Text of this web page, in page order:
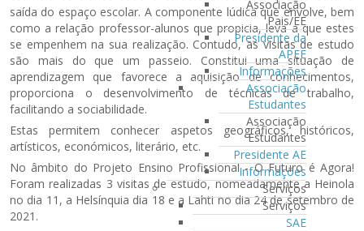
Associação
Pais/EE
Presidente da
APEE
Informações
Associação
Estudantes
Associação
Estudantes
Presidente AE
Informações
Serviços
Serviços
SAE
saída do espaço escolar. A componente lúdica que envolve, bem
como a relação professor-alunos que propicia, leva a que estes
se empenhem na sua realização. Contudo, as visitas de estudo
são mais do que um passeio. Constitui uma situação de
aprendizagem que favorece a aquisição de conhecimentos,
proporciona o desenvolvimento de técnicas de trabalho,
facilitando a sociabilidade.
Estas permitem conhecer aspetos geográficos, históricos,
artísticos, económicos, literário, etc.
No âmbito do Projeto Ensino Profissional - O Futuro é Agora!
Foram realizadas 3 visitas de estudo, nomeadamente a Heinola
no dia 11, a Helsínquia dia 18 e a Lahti no dia 24 de setembro de
2021.